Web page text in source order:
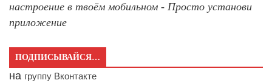
настроение в твоём мобильном - Просто установи
приложение
ПОДПИСЫВАЙСЯ…
на группу Вконтакте